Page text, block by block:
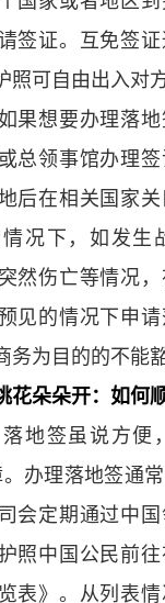
签证。互免签
照可自由出入对
想要办理落地
总领事馆办理
后在相关国家关
况下，如发生
然伤亡等情况
见的情况下申
为目的的不能豁
花朵朵开：如何
签虽说方便
办理落地签通
会定期通过中
照中国公民前
表》。从列表